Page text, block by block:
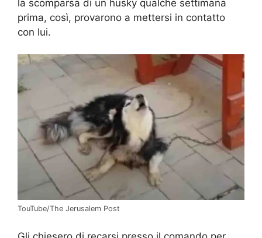
la scomparsa di un husky qualche settimana
prima, così, provarono a mettersi in contatto
con lui.
TouTube/The Jerusalem Post